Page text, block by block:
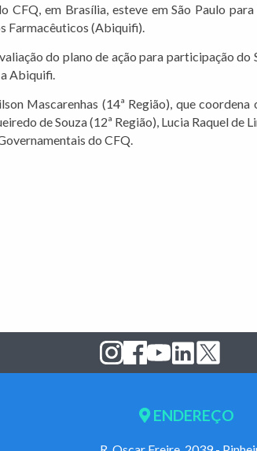
CFQ, em Brasília, esteve em São Paulo
Farmacêuticos (Abiquifi).
do plano de ação para participação
Abiquifi.
Mascarenhas (14ª Região), que
de Souza (12ª Região), Lucia Raquel
do CFQ.
ENDEREÇO